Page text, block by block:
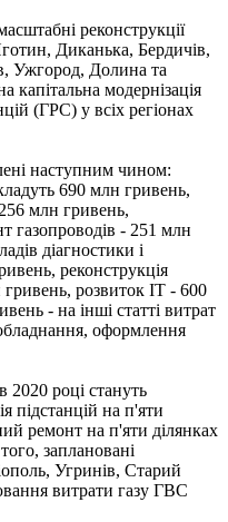
реконструкції
Диканька, Бердичів,
Ужгород, Долина та
капітальна модернізація
(ГРС) у всіх регіонах
наступним чином:
690 млн гривень,
256 млн гривень,
газопроводів - 251 млн
діагностики і
реконструкція
розвиток ІТ - 600
- на інші статті витрат
оформлення
році стануть
підстанцій на п'яти
ремонт на п'яти ділянках
заплановані
Угринів, Старий
витрати газу ГВС